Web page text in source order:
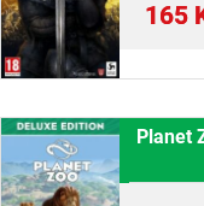
165
Planet